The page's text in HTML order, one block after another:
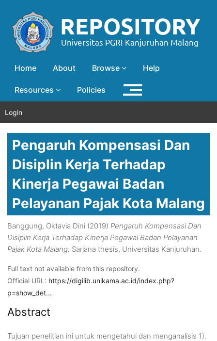
Home About Browse Help
Resources Policies
Login
Pengaruh Kompensasi Dan
Disiplin Kerja Terhadap
Kinerja Pegawai Badan
Pelayanan Pajak Kota Malang
Banggung, Oktavia Dini (2019) Pengaruh Kompensasi Dan
Disiplin Kerja Terhadap Kinerja Pegawai Badan Pelayanan
Pajak Kota Malang. Sarjana thesis, Universitas Kanjuruhan.
Full text not available from this repository.
Official URL: https://digilib.unikama.ac.id/index.php?
p=show_det...
Abstract
Tujuan penelitian ini untuk mengetahui dan menganalisis 1).